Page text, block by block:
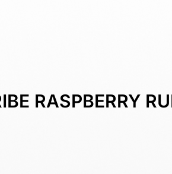
RASPBERRY